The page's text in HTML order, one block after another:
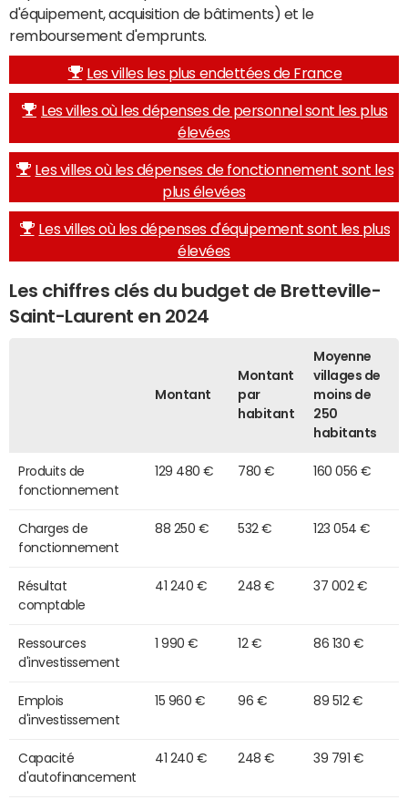
d'équipement, acquisition de bâtiments) et le
remboursement d'emprunts.
Les villes les plus endettées de France
Les villes où les dépenses de personnel sont les plus
élevées
Les villes où les dépenses de fonctionnement sont les
plus élevées
Les villes où les dépenses d'équipement sont les plus
élevées
Les chiffres clés du budget de Bretteville-
Saint-Laurent en 2024
Montant
Montant
par
habitant
Moyenne
villages de
moins de
250
habitants
Produits de
fonctionnement
129 480 € 780 € 160 056 €
Charges de
fonctionnement
88 250 € 532 € 123 054 €
Résultat
comptable
41 240 € 248 € 37 002 €
Ressources
d'investissement
1 990 € 12 € 86 130 €
Emplois
d'investissement
15 960 € 96 € 89 512 €
Capacité
d'autofinancement
41 240 € 248 € 39 791 €